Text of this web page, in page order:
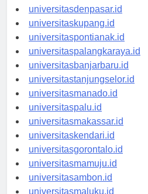
universitasbali.id
universitasdenpasar.id
universitaskupang.id
universitaspontianak.id
universitaspalangkaraya.id
universitasbanjarbaru.id
universitastanjungselor.id
universitasmanado.id
universitaspalu.id
universitasmakassar.id
universitaskendari.id
universitasgorontalo.id
universitasmamuju.id
universitasambon.id